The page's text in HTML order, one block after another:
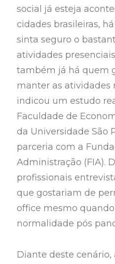
social já esteja
cidades brasileiras,
sinta seguro o
atividades
também já há quem
manter as atividades
indicou um estudo
Faculdade de
da Universidade São
parceria com a
Administração (FIA).
profissionais
que gostariam de
office mesmo
normalidade pós
Diante deste cenário,